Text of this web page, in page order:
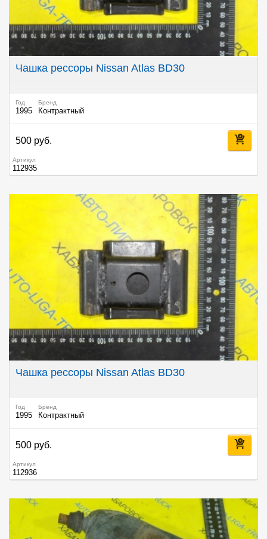
Чашка рессоры Nissan Atlas BD30
Год
1995
Бренд
Контрактный
500 руб.
Артикул
112935
Чашка рессоры Nissan Atlas BD30
Год
1995
Бренд
Контрактный
500 руб.
Артикул
112936